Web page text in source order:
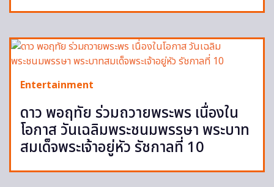
Entertainment
ดาว พอฤทัย ร่วมถวายพระพร เนื่องใน
โอกาส วันเฉลิมพระชนมพรรษา พระบาท
สมเด็จพระเจ้าอยู่หัว รัชกาลที่ 10